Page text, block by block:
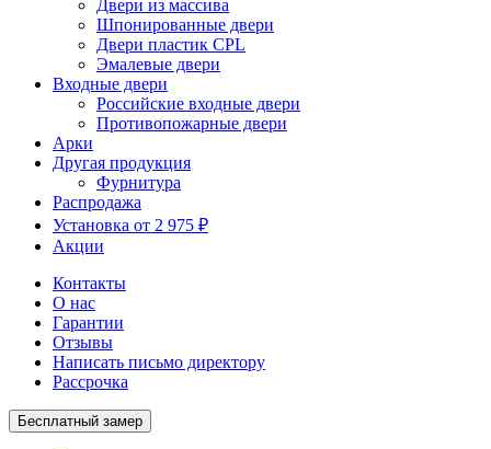
Двери из массива
Шпонированные двери
Двери пластик CPL
Эмалевые двери
Входные двери
Российские входные двери
Противопожарные двери
Арки
Другая продукция
Фурнитура
Распродажа
Установка от 2 975 ₽
Акции
Контакты
О нас
Гарантии
Отзывы
Написать письмо директору
Рассрочка
Бесплатный замер